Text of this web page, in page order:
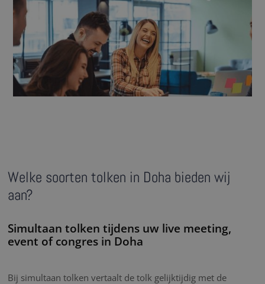
Welke soorten tolken in Doha bieden wij
aan?
Simultaan tolken tijdens uw live meeting,
event of congres in Doha
Bij simultaan tolken vertaalt de tolk gelijktijdig met de